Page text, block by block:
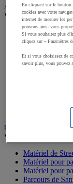
Aires de jeux exterieur
Voir tous les produits
Dalles
Jeux sur ressort
Cabanes
Jeux de
Jeux rotatifs,
Parcours sportif
Voir tous les produits
Matériel de
Matériel pour
Matériel pour
Parcours de
En cliquant sur le bouton
cookies avec votre
internet de mesurer les
pouvons ainsi vous
Si vous souhaitez plus
cliquez sur « Paramètres
Et si vous choisissez de
savoir plus, vous pouvez